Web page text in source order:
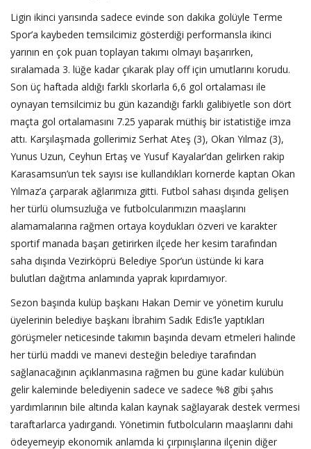
Ligin ikinci yarısında sadece evinde son dakika golüyle Terme
Spor’a kaybeden temsilcimiz gösterdiği performansla ikinci
yarının en çok puan toplayan takımı olmayı başarırken,
sıralamada 3. lüğe kadar çıkarak play off için umutlarını korudu.
Son üç haftada aldığı farklı skorlarla 6,6 gol ortalaması ile
oynayan temsilcimiz bu gün kazandığı farklı galibiyetle son dört
maçta gol ortalamasını 7.25 yaparak müthiş bir istatistiğe imza
attı. Karşılaşmada gollerimiz Serhat Ateş (3), Okan Yılmaz (3),
Yunus Uzun, Ceyhun Ertaş ve Yusuf Kayalar’dan gelirken rakip
Karasamsun’un tek sayısı ise kullandıkları kornerde kaptan Okan
Yılmaz’a çarparak ağlarımıza gitti. Futbol sahası dışında gelişen
her türlü olumsuzluğa ve futbolcularımızın maaşlarını
alamamalarına rağmen ortaya koydukları özveri ve karakter
sportif manada başarı getirirken ilçede her kesim tarafından
saha dışında Vezirköprü Belediye Spor’un üstünde ki kara
bulutları dağıtma anlamında yaprak kıpırdamıyor.
Sezon başında kulüp başkanı Hakan Demir ve yönetim kurulu
üyelerinin belediye başkanı İbrahim Sadık Edis’le yaptıkları
görüşmeler neticesinde takımın başında devam etmeleri halinde
her türlü maddi ve manevi desteğin belediye tarafından
sağlanacağının açıklanmasına rağmen bu güne kadar kulübün
gelir kaleminde belediyenin sadece ve sadece %8 gibi şahıs
yardımlarının bile altında kalan kaynak sağlayarak destek vermesi
taraftarlarca yadırgandı. Yönetimin futbolcuların maaşlarını dahi
ödeyemeyip ekonomik anlamda ki çırpınışlarına ilçenin diğer